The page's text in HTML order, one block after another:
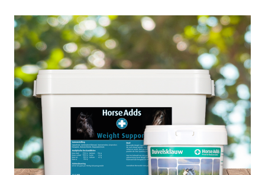
Accountoverzicht
Bestellingen
Registreren